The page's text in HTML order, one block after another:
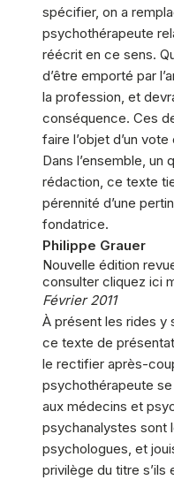
spécifier, on a
psychothérapeute
réécrit en ce sens.
d’être emporté par
la profession, et
conséquence. Ces
faire l’objet d’un
Dans l’ensemble, un
rédaction, ce texte
pérennité d’une
fondatrice.
Philippe Grauer
Nouvelle édition
consulter cliquez ici
Février 2011
À présent les rides y
ce texte de
le rectifier après-
psychothérapeute
aux médecins et
psychanalystes sont
psychologues, et
privilège du titre s’ils